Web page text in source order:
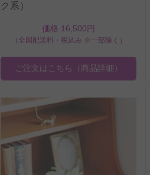
ク系）
価格 16,500円
（全国配送料・税込み ※一部除く）
ご注文はこちら （商品詳細）